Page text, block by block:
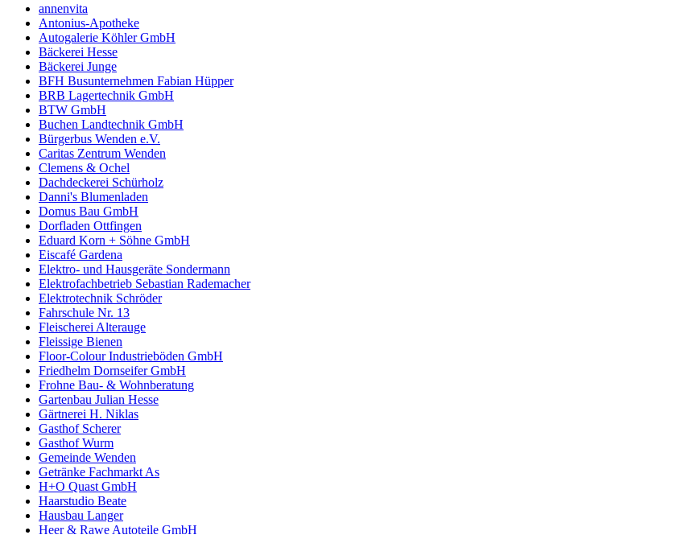
annenvita
Antonius-Apotheke
Autogalerie Köhler GmbH
Bäckerei Hesse
Bäckerei Junge
BFH Busunternehmen Fabian Hüpper
BRB Lagertechnik GmbH
BTW GmbH
Buchen Landtechnik GmbH
Bürgerbus Wenden e.V.
Caritas Zentrum Wenden
Clemens & Ochel
Dachdeckerei Schürholz
Danni's Blumenladen
Domus Bau GmbH
Dorfladen Ottfingen
Eduard Korn + Söhne GmbH
Eiscafé Gardena
Elektro- und Hausgeräte Sondermann
Elektrofachbetrieb Sebastian Rademacher
Elektrotechnik Schröder
Fahrschule Nr. 13
Fleischerei Alterauge
Fleissige Bienen
Floor-Colour Industrieböden GmbH
Friedhelm Dornseifer GmbH
Frohne Bau- & Wohnberatung
Gartenbau Julian Hesse
Gärtnerei H. Niklas
Gasthof Scherer
Gasthof Wurm
Gemeinde Wenden
Getränke Fachmarkt As
H+O Quast GmbH
Haarstudio Beate
Hausbau Langer
Heer & Rawe Autoteile GmbH